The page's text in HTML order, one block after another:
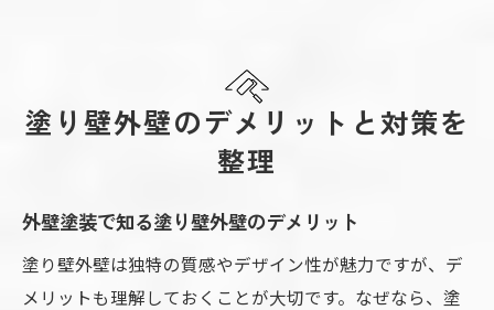
塗り壁外壁のデメリットと対策を
整理
外壁塗装で知る塗り壁外壁のデメリット
塗り壁外壁は独特の質感やデザイン性が魅力ですが、デ
メリットも理解しておくことが大切です。なぜなら、塗